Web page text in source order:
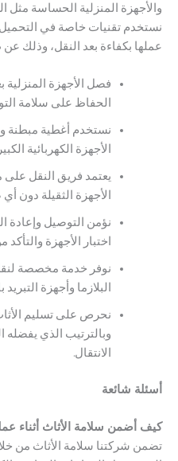
المنزلية الحساسة مثل الغسالات
تقنيات خاصة في التحميل
بكفاءة بعد النقل، وذلك عن طريق:
فصل الأجهزة المنزلية
الحفاظ على سلامة التوصيلات
نستخدم أغطية مبطنة ومواد
الأجهزة الكهربائية الكبيرة.
يعتمد فريق النقل على معدات
الأجهزة الثقيلة دون أي ضرر.
نؤمن التوصيل وإعادة التركيب
اختبار الأجهزة والتأكد من
نوفر خدمة مخصصة لنقل
البلازما وأجهزة التبريد
نحرص على تسليم الأثاث
وبالترتيب الذي يفضله العميل
شائعة
سلامة الأثاث أثناء عملية نقل
سلامة الأثاث من خلال